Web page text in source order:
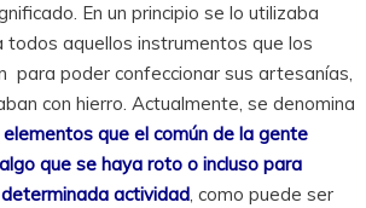
En un principio se lo utilizaba
todos aquellos instrumentos que los
para poder confeccionar sus artesanías,
con hierro. Actualmente, se denomina
elementos que el común de la gente
que se haya roto o incluso para
actividad, como puede ser